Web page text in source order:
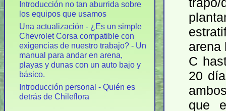
Introducción no tan aburrida sobre
los equipos que usamos
Una actualización - ¿Es un simple
Chevrolet Corsa compatible con
exigencias de nuestro trabajo? - Un
manual para andar en arena,
playas y dunas con un auto bajo y
básico.
Introducción personal - Quién es
detrás de Chileflora
arena
C
20
que